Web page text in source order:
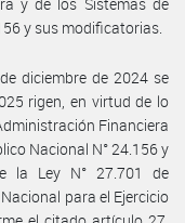
y sus modificatorias.
diciembre de 2024 se
rigen, en virtud de lo
Financiera
Nacional N° 24.156 y
la Ley N° 27.701 de
para el Ejercicio